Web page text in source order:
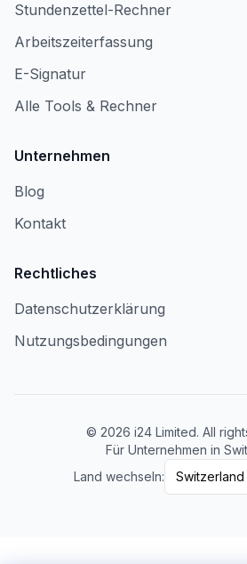
Stundenzettel-Rechner
Arbeitszeiterfassung
E-Signatur
Alle Tools & Rechner
Unternehmen
Blog
Kontakt
Rechtliches
Datenschutzerklärung
Nutzungsbedingungen
© 2026 i24 Limited. All
Für Unternehmen in
Land wechseln:
Switzerland